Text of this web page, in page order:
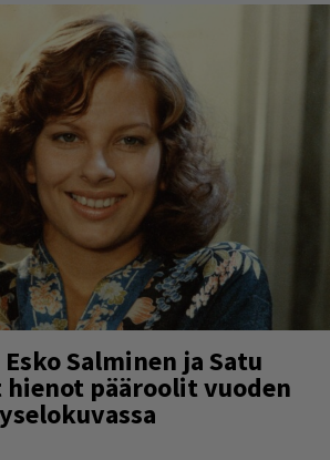
Salminen ja Satu
pääroolit vuoden